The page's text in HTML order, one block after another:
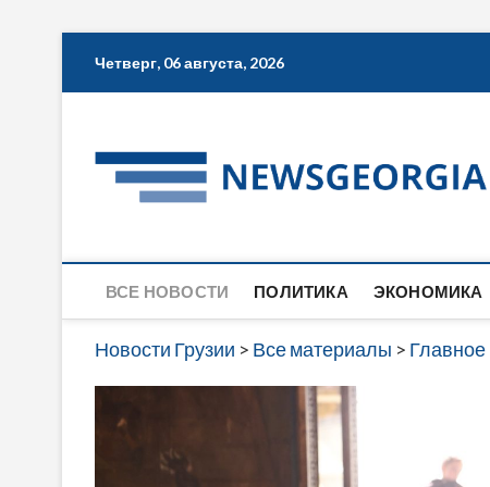
Четверг, 06 августа, 2026
ВСЕ НОВОСТИ ПОЛИТИКА ЭКОНОМИКА
Новости Грузии > Все материалы > Главное